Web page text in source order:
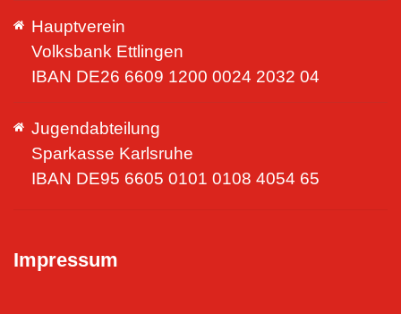
Hauptverein
Volksbank Ettlingen
IBAN DE26 6609 1200 0024 2032 04
Jugendabteilung
Sparkasse Karlsruhe
IBAN DE95 6605 0101 0108 4054 65
Impressum